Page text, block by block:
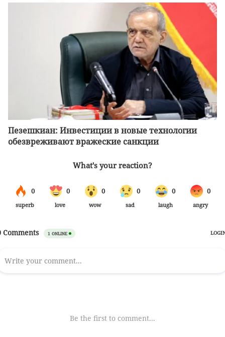
Пезешкиан: Инвестиции в новые технологии
обезвреживают вражеские санкции